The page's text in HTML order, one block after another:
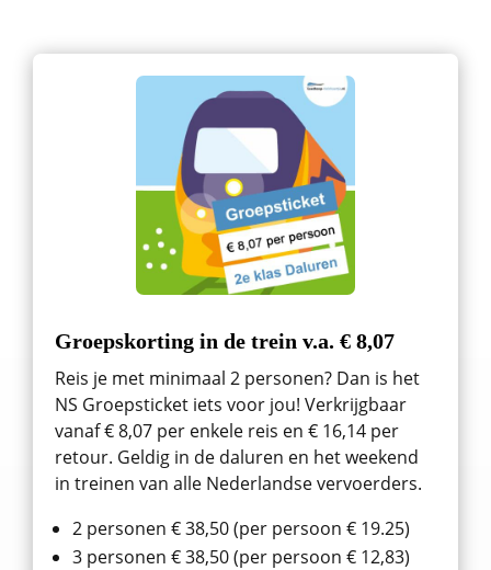
Groepskorting in de trein v.a. € 8,07
Reis je met minimaal 2 personen? Dan is het
NS Groepsticket iets voor jou! Verkrijgbaar
vanaf € 8,07 per enkele reis en € 16,14 per
retour. Geldig in de daluren en het weekend
in treinen van alle Nederlandse vervoerders.
2 personen € 38,50 (per persoon € 19.25)
3 personen € 38,50 (per persoon € 12,83)